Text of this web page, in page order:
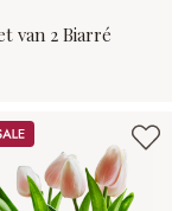
van 2 Biarré